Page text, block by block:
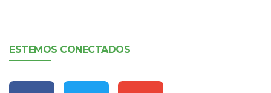
ESTEMOS CONECTADOS